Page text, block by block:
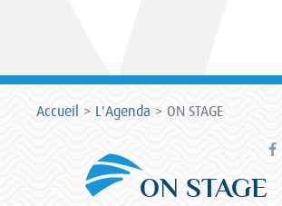
Accueil L'Agenda ON STAGE
ON STAGE